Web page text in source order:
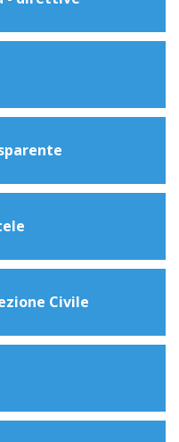
Civile